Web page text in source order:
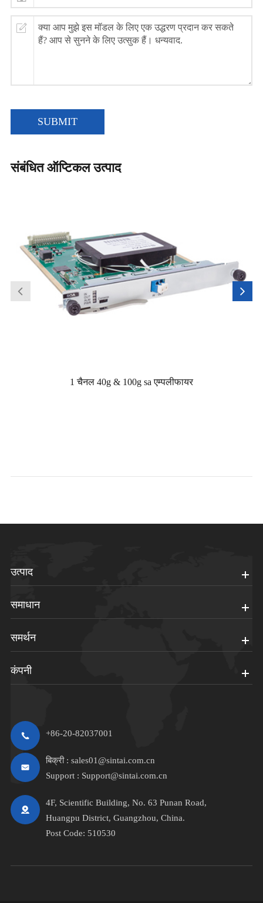
SUBMIT
संबंधित ऑप्टिकल उत्पाद
1 चैनल 40g & 100g sa एम्पलीफायर
उत्पाद
समाधान
समर्थन
कंपनी
+86-20-82037001
बिक्री : sales01@sintai.com.cn
Support : Support@sintai.com.cn
4F, Scientific Building, No. 63 Punan Road,
Huangpu District, Guangzhou, China.
Post Code: 510530